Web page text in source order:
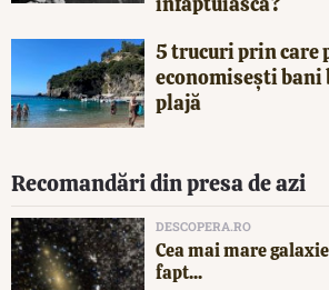
5 trucuri prin care
economisești
plajă
Recomandări din presa de azi
DESCOPERA.RO
Cea mai mare
fapt...